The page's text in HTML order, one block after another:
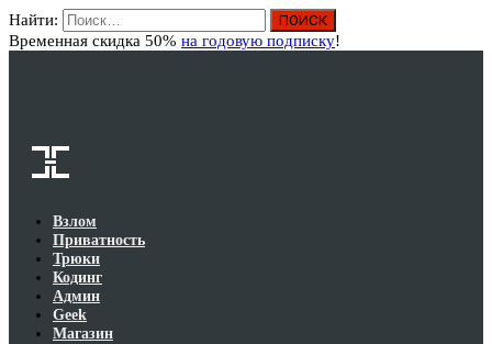
Найти:
Временная скидка 50% на годовую подписку!
Взлом
Приватность
Трюки
Кодинг
Админ
Geek
Магазин